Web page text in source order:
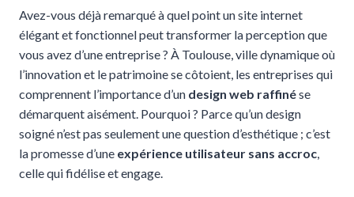
Avez-vous déjà remarqué à quel point un site internet
élégant et fonctionnel peut transformer la perception que
vous avez d’une entreprise ? À Toulouse, ville dynamique où
l’innovation et le patrimoine se côtoient, les entreprises qui
comprennent l’importance d’un design web raffinése
démarquent aisément. Pourquoi ? Parce qu’un design
soigné n’est pas seulement une question d’esthétique ; c’est
la promesse d’une expérience utilisateur sans accroc
celle qui fidélise et engage.